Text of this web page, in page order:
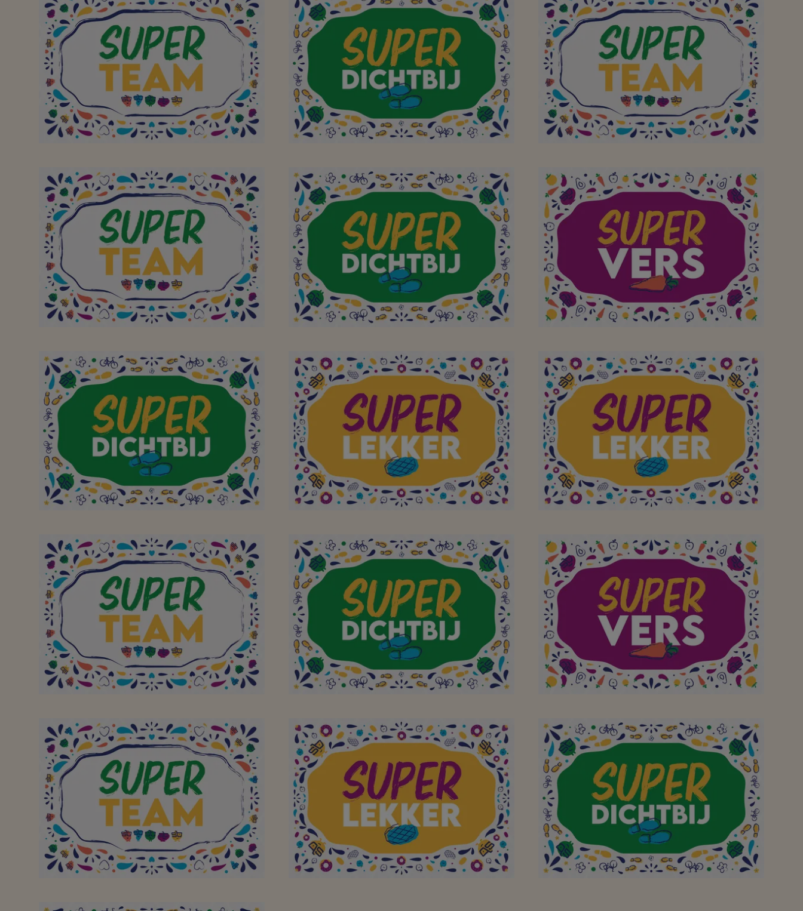
À toute l'équipe pour
avoir fait de votre
supermarché de quartier
un super endroit. Merci!
Continuez comme ça!
winkel.Ondertussen is er
wel heel veel anders
maar zeker niet
slechter.Kwaliteit,
vriendelijk en lief
personeel Bedankt
Altijd fijn winkelen hier!
fantastische team om er
zo'n fijne winkel van te
maken! Alles steeds
supervers, mooi op orde
en vriendelijk personeel!
<3
Ondanks de toestroom
aan nieuwe
supermarkten in de
buurt, kom ik het liefst
bij jullie mijn
boodschappen doen!
Ik kom voor het verse
brood en ga naar huis
met een volle kar🤭
Aan mijn favoriete
buurtsuper waar ik met
plezier, en met de fiets
of te voet,
boodschappen kan gaan
doen! Bedankt!
Aan mijn favoriete
buurtsuper om elke dag
een breed assortiment
(lokale) lekkernijen aan
te bieden! Bedankt!
Aan mijn favoriete
buurtsuper om elke dag
een breed assortiment
(lokale) lekkernijen aan
te bieden! Bedankt!
Vriendelijk en
behulpzaam personeel !
Aan mijn favoriete
buurtsuper waar ik met
plezier, en met de fiets
of te voet,
boodschappen kan gaan
doen! Bedankt!
Aan mijn favoriete
buurtsuper waar ik
dagelijks verse
producten scoor om een
heerlijke maaltijd te
bereiden thuis! Bedankt!